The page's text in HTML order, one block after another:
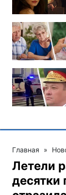
Главная »
Летели
десятки